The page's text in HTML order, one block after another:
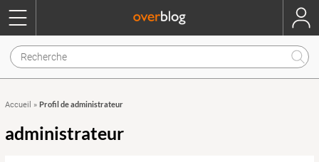
Accueil » Profil de administrateur
administrateur